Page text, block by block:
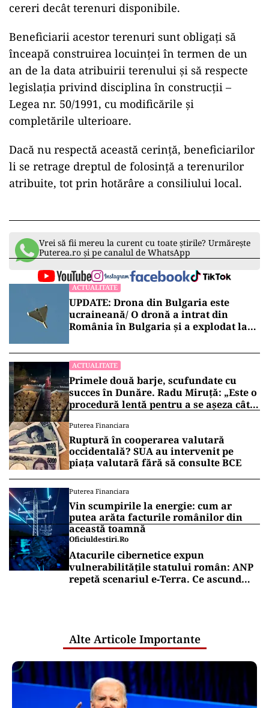
cereri decât terenuri disponibile.
Beneficiarii acestor terenuri sunt obligați să
înceapă construirea locuinței în termen de un
an de la data atribuirii terenului și să respecte
legislația privind disciplina în construcții –
Legea nr. 50/1991, cu modificările și
completările ulterioare.
Dacă nu respectă această cerință, beneficiarilor
li se retrage dreptul de folosință a terenurilor
atribuite, tot prin hotărâre a consiliului local.
Vrei să fii mereu la curent cu toate știrile? Urmărește
Puterea.ro și pe canalul de WhatsApp
ACTUALITATE
UPDATE: Drona din Bulgaria este
ucraineană/ O dronă a intrat din
România în Bulgaria şi a explodat la
ACTUALITATE
Primele două barje, scufundate cu
succes în Dunăre. Radu Miruță: „Este o
procedură lentă pentru a se așeza cât
Puterea Financiara
Ruptură în cooperarea valutară
occidentală? SUA au intervenit pe
piața valutară fără să consulte BCE
Puterea Financiara
Vin scumpirile la energie: cum ar
putea arăta facturile românilor din
această toamnă
Oficiuldestiri.ro
Atacurile cibernetice expun
vulnerabilitățile statului român: ANP
repetă scenariul e‑Terra. Ce ascund
Alte Articole Importante